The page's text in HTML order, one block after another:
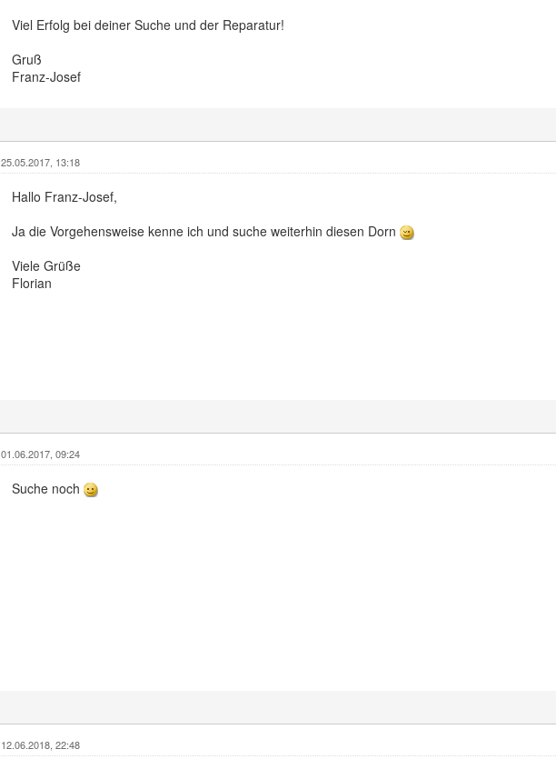
Viel Erfolg bei deiner Suche und der Reparatur!
Gruß
Franz-Josef
25.05.2017, 13:18
Hallo Franz-Josef,
Ja die Vorgehensweise kenne ich und suche weiterhin diesen Dorn
Viele Grüße
Florian
01.06.2017, 09:24
Suche noch
12.06.2018, 22:48